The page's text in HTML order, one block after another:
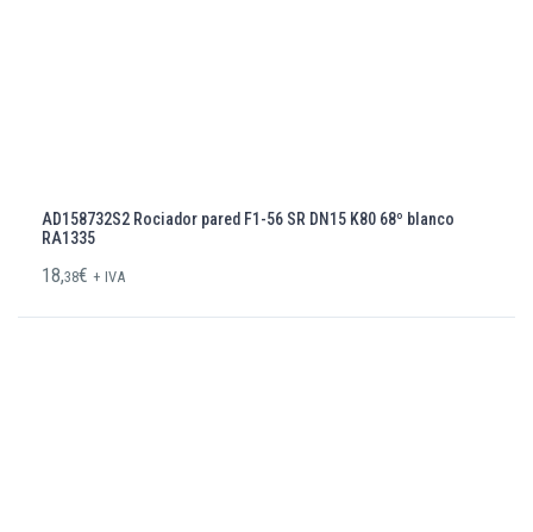
AD158732S2 Rociador pared F1-56 SR DN15 K80 68º blanco
RA1335
18,38€ + IVA